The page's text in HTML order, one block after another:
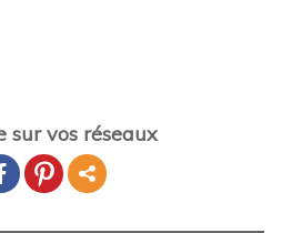
sur vos réseaux